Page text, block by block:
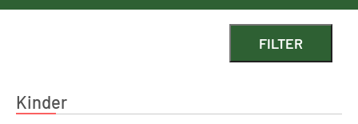
Kinder
FILTER